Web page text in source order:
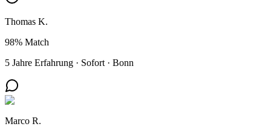
Thomas K.
98% Match
5 Jahre Erfahrung · Sofort · Bonn
Marco R.